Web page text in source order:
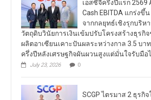
เอสซีจีครึ่งปีแรก 2569
Cash EBITDA แกร่งขึ้น
จากกลยุทธ์เชิงรุกบริห
วัตถุดิบวินัยการเงินเข้มปรับโครงสร้างธุรกิ
ผลิตอาเซียนเคาะปันผลระหว่างกาล 3.5 บา
ครึ่งปีหลังเศรษฐกิจผันผวนสูงแต่มั่นใจรับมือ
July 23, 2026 0
SCGP ไตรมาส 2 ธุรกิ